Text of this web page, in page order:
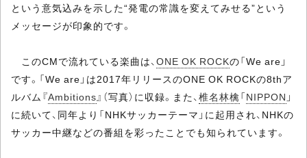
という意気込みを示した“発電の常識を変えてみせる”という
メッセージが印象的です。
このCMで流れている楽曲は、ONE OK ROCKの「We are」
です。「We are」は2017年リリースのONE OK ROCKの8thア
ルバム『Ambitions』（写真）に収録。また、椎名林檎「NIPPON 」
に続いて、同年より「NHKサッカーテーマ」に起用され、NHKの
サッカー中継などの番組を彩ったことでも知られています。